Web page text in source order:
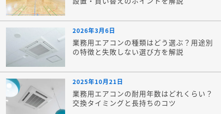
2026年3月6日
業務用エアコンの種類はどう選ぶ？用途別
の特徴と失敗しない選び方を解説
2025年10月21日
業務用エアコンの耐用年数はどれくらい？
交換タイミングと長持ちのコツ